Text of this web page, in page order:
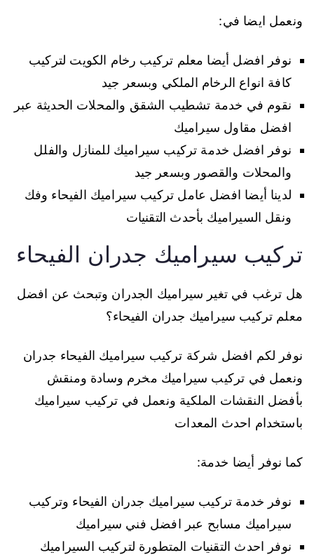
ونعمل ايضا في:
نوفر افضل أيضا معلم تركيب رخام الكويت لتركيب
كافة انواع الرخام الملكي وبسعر جيد
نقوم في خدمة تشطيب الشقق والمحلات الحديثة عبر
افضل مقاول سيراميك
نوفر افضل خدمة تركيب سيراميك للمنازل والفلل
والمحلات والقصور وبسعر جيد
لدينا أيضا افضل عامل تركيب سيراميك الفيحاء وفك
ونقل السيراميك بأحدث التقنيات
تركيب سيراميك جدران الفيحاء
هل ترغب في تغير سيراميك الجدران وتبحث عن افضل
معلم تركيب سيراميك جدران الفيحاء؟
نوفر لكم افضل شركة تركيب سيراميك الفيحاء جدران
ونعمل في تركيب سيراميك مخرم وسادة ومنقش
بأفضل النقشات الملكية ونعمل في تركيب سيراميك
باستخدام احدث المعدات
كما نوفر أيضا خدمة:
نوفر خدمة تركيب سيراميك جدران الفيحاء وتركيب
سيراميك مسابح عبر افضل فني سيراميك
نوفر احدث التقنيات المتطورة لتركيب السيراميك